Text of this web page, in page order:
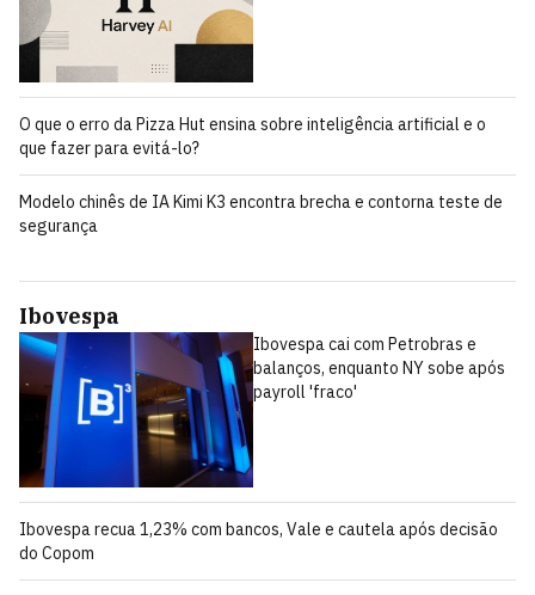
O que o erro da Pizza Hut ensina sobre inteligência artificial e o
que fazer para evitá-lo?
Modelo chinês de IA Kimi K3 encontra brecha e contorna teste de
segurança
Ibovespa
Ibovespa cai com Petrobras e
balanços, enquanto NY sobe após
payroll 'fraco'
Ibovespa recua 1,23% com bancos, Vale e cautela após decisão
do Copom